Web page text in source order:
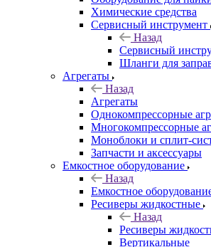
Химические средства
Сервисный инструмент
Назад
Сервисный
Шланги для
Агрегаты
Назад
Агрегаты
Однокомпрессорные
Многокомпрессорные
Моноблоки и сплит-
Запчасти и аксессуары
Емкостное оборудование
Назад
Емкостное
Ресиверы жидкостные
Назад
Ресиверы
Вертикальные